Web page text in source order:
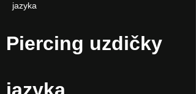
jazyka
Piercing uzdičky